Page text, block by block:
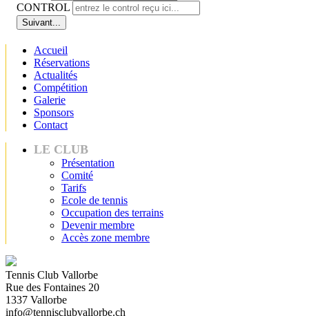
CONTROL
Suivant...
Accueil
Réservations
Actualités
Compétition
Galerie
Sponsors
Contact
LE CLUB
Présentation
Comité
Tarifs
Ecole de tennis
Occupation des terrains
Devenir membre
Accès zone membre
Tennis Club Vallorbe
Rue des Fontaines 20
1337 Vallorbe
info@tennisclubvallorbe.ch